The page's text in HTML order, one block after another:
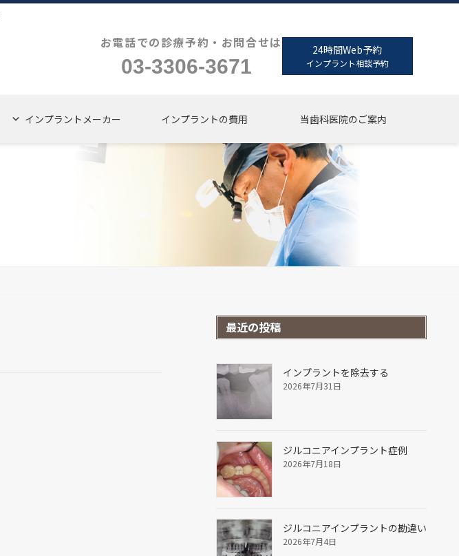
お電話での診療予約・お問合せは
03-3306-3671
24時間Web予約
インプラント相談予約
インプラントメーカー インプラントの費用 当歯科医院のご案内
最近の投稿
インプラントを除去する
2026年7月31日
ジルコニアインプラント症例
2026年7月18日
ジルコニアインプラントの勘違い
2026年7月4日